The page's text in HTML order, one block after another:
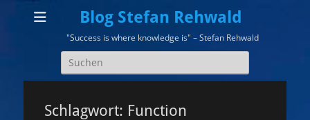
Blog Stefan Rehwald
"Success is where knowledge is" – Stefan Rehwald
Suchen
nach:
Schlagwort: Function